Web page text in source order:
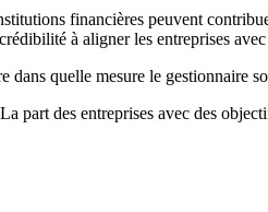
financières peuvent
à aligner les entreprises
dans quelle mesure le gestionnaire
part des entreprises avec des